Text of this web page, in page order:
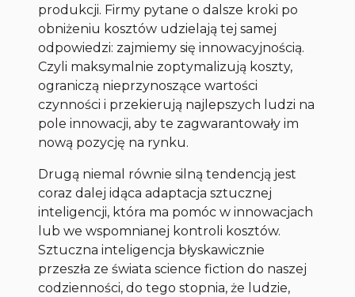
produkcji. Firmy pytane o dalsze kroki po
obniżeniu kosztów udzielają tej samej
odpowiedzi: zajmiemy się innowacyjnością.
Czyli maksymalnie zoptymalizują koszty,
ograniczą nieprzynoszące wartości
czynności i przekierują najlepszych ludzi na
pole innowacji, aby te zagwarantowały im
nową pozycję na rynku.
Drugą niemal równie silną tendencją jest
coraz dalej idąca adaptacja sztucznej
inteligencji, która ma pomóc w innowacjach
lub we wspomnianej kontroli kosztów.
Sztuczna inteligencja błyskawicznie
przeszła ze świata science fiction do naszej
codzienności, do tego stopnia, że ludzie,